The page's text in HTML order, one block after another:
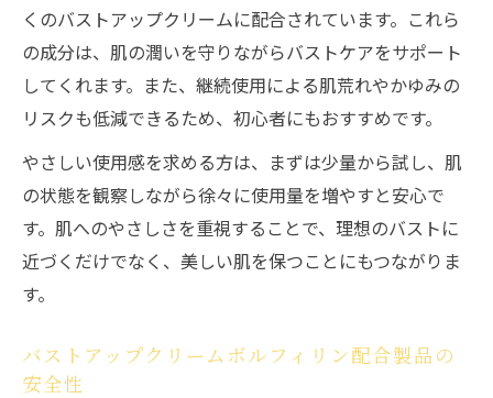
くのバストアップクリームに配合されています。これら
の成分は、肌の潤いを守りながらバストケアをサポート
してくれます。また、継続使用による肌荒れやかゆみの
リスクも低減できるため、初心者にもおすすめです。
やさしい使用感を求める方は、まずは少量から試し、肌
の状態を観察しながら徐々に使用量を増やすと安心で
す。肌へのやさしさを重視することで、理想のバストに
近づくだけでなく、美しい肌を保つことにもつながりま
す。
バストアップクリームボルフィリン配合製品の
安全性